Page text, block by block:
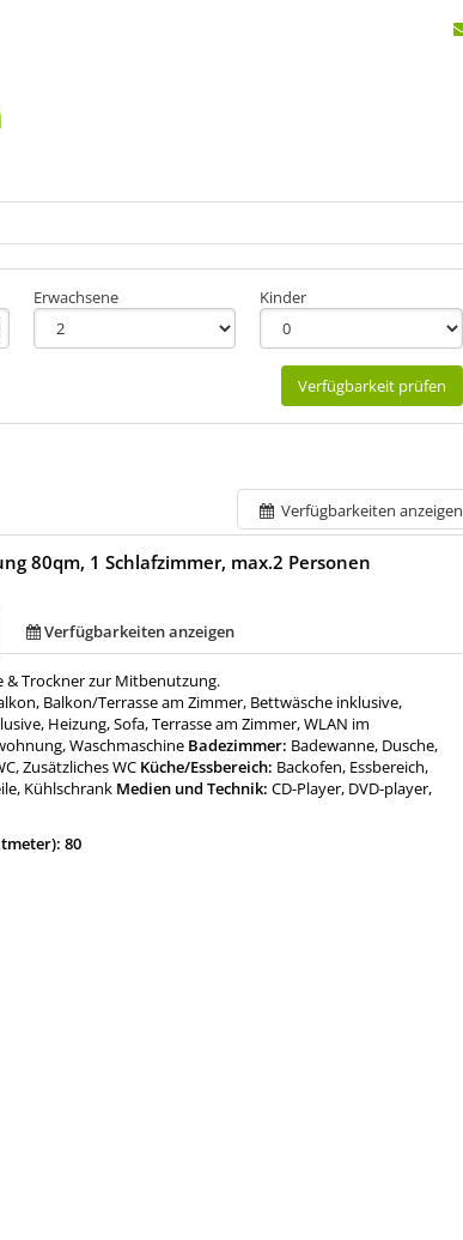
Erwachsene Kinder
Verfügbarkeit prüfen
Verfügbarkeiten anzeigen
80qm, 1 Schlafzimmer, max.2 Personen
Verfügbarkeiten anzeigen
& Trockner zur Mitbenutzung.
Balkon/Terrasse am Zimmer, Bettwäsche inklusive,
Heizung, Sofa, Terrasse am Zimmer, WLAN im
Waschmaschine Badezimmer: Badewanne, Dusche,
Zusätzliches WC Küche/Essbereich: Backofen, Essbereich,
Kühlschrank Medien und Technik:CD-Player, DVD-player,
80